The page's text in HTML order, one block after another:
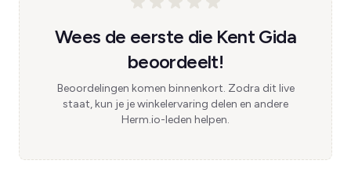
Wees de eerste die Kent Gida
beoordeelt!
Beoordelingen komen binnenkort. Zodra dit live
staat, kun je je winkelervaring delen en andere
Herm.io-leden helpen.